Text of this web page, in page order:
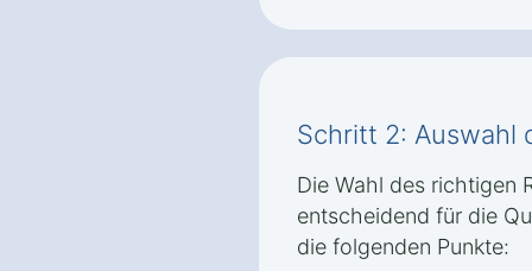
Schritt 2: Auswahl
Die Wahl des richtigen
entscheidend für die
die folgenden Punkte: